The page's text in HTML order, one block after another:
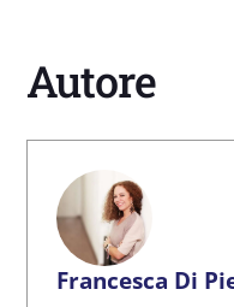
Autore
Francesca Di